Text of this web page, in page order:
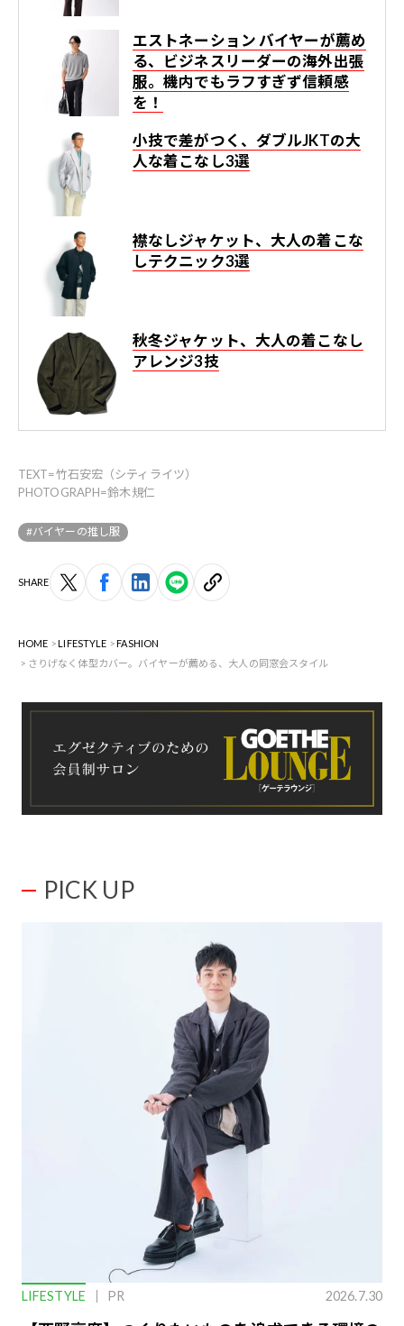
エストネーション バイヤーが薦め
る、ビジネスリーダーの海外出張
服。機内でもラフすぎず信頼感
を！
小技で差がつく、ダブルJKTの大
人な着こなし3選
襟なしジャケット、大人の着こな
しテクニック3選
秋冬ジャケット、大人の着こなし
アレンジ3技
TEXT=竹石安宏（シティライツ）
PHOTOGRAPH=鈴木規仁
#バイヤーの推し服
SHARE
HOME LIFESTYLE
FASHION
さりげなく体型カバー。バイヤーが薦める、大人の同窓会スタイル
PICK UP
LIFESTYLE PR 2026.7.30